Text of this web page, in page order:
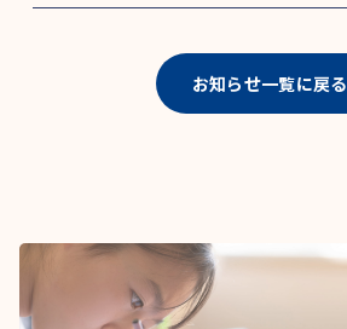
お知らせ一覧に戻る